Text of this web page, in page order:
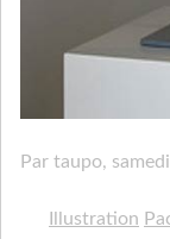
Par taupo,
Illustration